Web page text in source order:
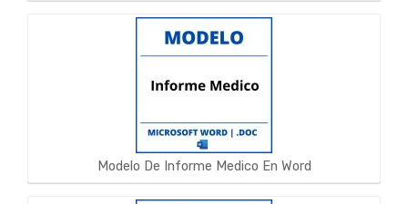
Modelo De Informe Medico En Word